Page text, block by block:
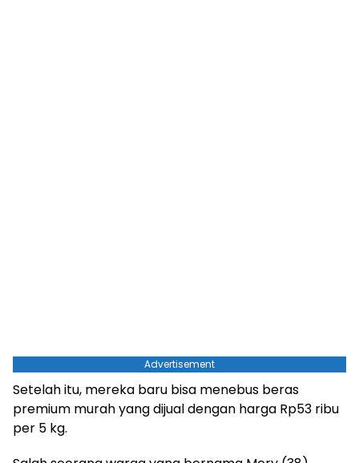
Advertisement
Setelah itu, mereka baru bisa menebus beras
premium murah yang dijual dengan harga Rp53 ribu
per 5 kg.